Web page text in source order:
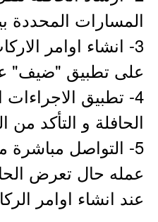
المسارات المحددة
3- انشاء اوامر
على تطبيق "ضيف"
4- تطبيق الاجراءات
الحافلة و التأكد من
5- التواصل
عمله حال تعرض
عند انشاء اوامر